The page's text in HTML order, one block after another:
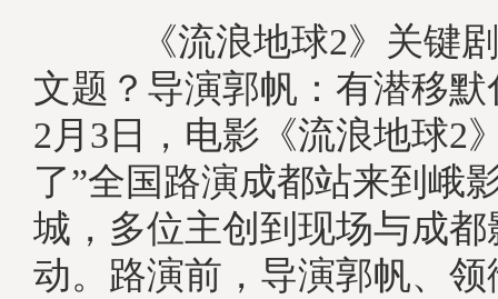
《流浪地球2》关键剧
文题？导演郭帆：有潜
2月3日，电影《流浪地球2
了”全国路演成都站来到峨
城，多位主创到现场与成
动。路演前，导演郭帆、